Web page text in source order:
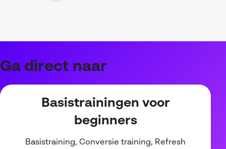
Ga direct naar
Basistrainingen voor
beginners
Basistraining, Conversie training, Refresh